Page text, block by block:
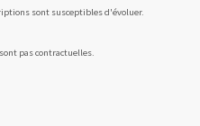
sont susceptibles d'évoluer.
pas contractuelles.